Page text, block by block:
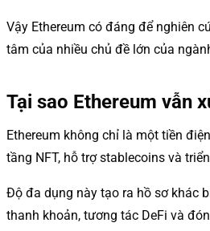
Vậy Ethereum có đáng để nghiên
tâm của nhiều chủ đề lớn của
Tại sao Ethereum vẫn
Ethereum không chỉ là một tiền
tầng NFT, hỗ trợ stablecoins và
Độ đa dụng này tạo ra hồ sơ khác
thanh khoản, tương tác DeFi và